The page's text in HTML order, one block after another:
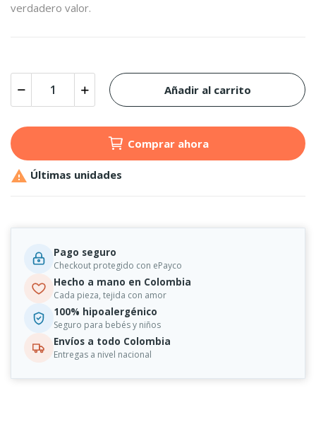
verdadero valor.
Añadir al carrito
Comprar ahora
 Últimas unidades
Pago seguro
Checkout protegido con ePayco
Hecho a mano en Colombia
Cada pieza, tejida con amor
100% hipoalergénico
Seguro para bebés y niños
Envíos a todo Colombia
Entregas a nivel nacional